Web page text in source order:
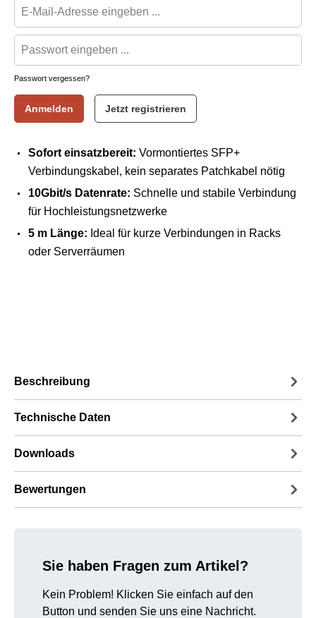
Passwort vergessen?
Anmelden Jetzt registrieren
Sofort einsatzbereit: Vormontiertes SFP+
Verbindungskabel, kein separates Patchkabel nötig
10Gbit/s Datenrate: Schnelle und stabile Verbindung
für Hochleistungsnetzwerke
5 m Länge: Ideal für kurze Verbindungen in Racks
oder Serverräumen
Beschreibung
Technische Daten
Downloads
Bewertungen
Sie haben Fragen zum Artikel?
Kein Problem! Klicken Sie einfach auf den
Button und senden Sie uns eine Nachricht.